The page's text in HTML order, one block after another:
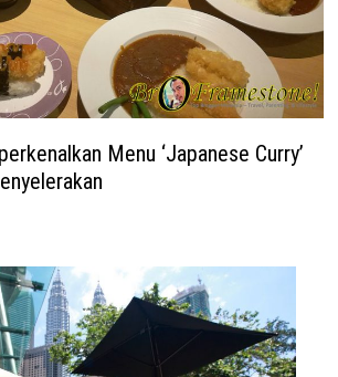
Menu ‘Japanese Curry’